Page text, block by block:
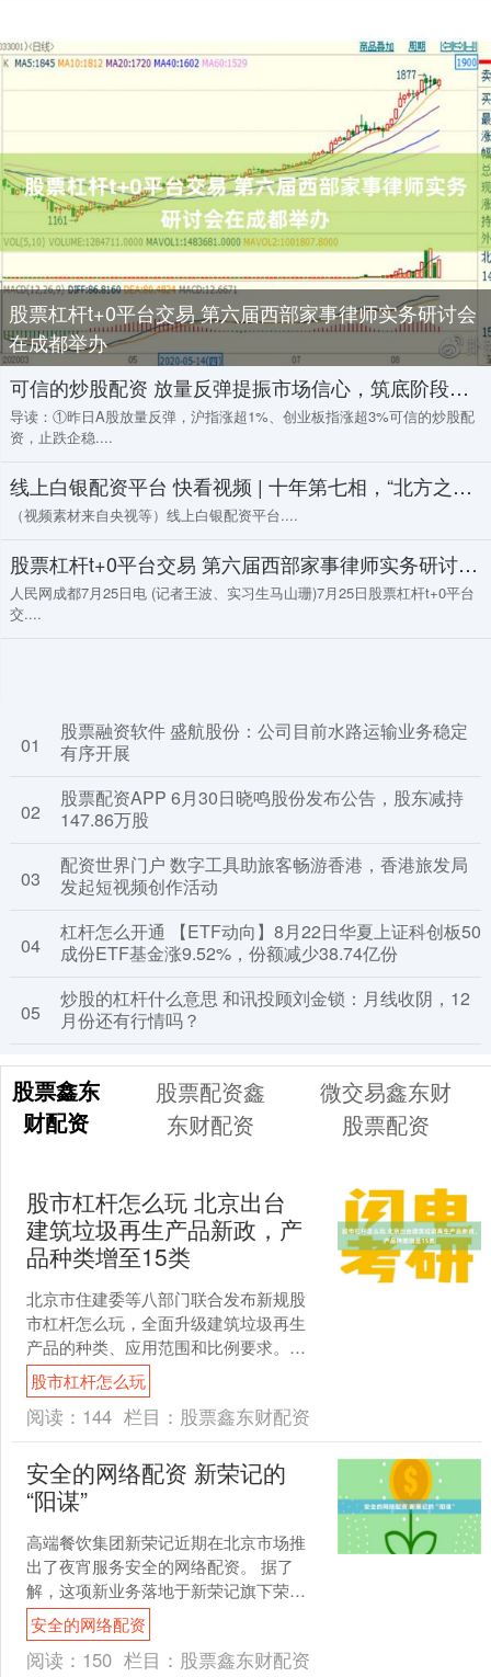
股票杠杆t+0平台交易 第六届西部家事律师实务研讨会
在成都举办
可信的炒股配资 放量反弹提振市场信心，筑底阶段盘面热点或延续快速轮动
导读：①昨日A股放量反弹，沪指涨超1%、创业板指涨超3%可信的炒股配
资，止跌企稳....
线上白银配资平台 快看视频 | 十年第七相，“北方之王”入主唐宁街，他能拯救英国吗？
（视频素材来自央视等）线上白银配资平台....
股票杠杆t+0平台交易 第六届西部家事律师实务研讨会在成都举办
人民网成都7月25日电 (记者王波、实习生马山珊)7月25日股票杠杆t+0平台
交....
01
股票融资软件 盛航股份：公司目前水路运输业务稳定
有序开展
02
股票配资APP 6月30日晓鸣股份发布公告，股东减持
147.86万股
03
配资世界门户 数字工具助旅客畅游香港，香港旅发局
发起短视频创作活动
04
杠杆怎么开通 【ETF动向】8月22日华夏上证科创板50
成份ETF基金涨9.52%，份额减少38.74亿份
05
炒股的杠杆什么意思 和讯投顾刘金锁：月线收阴，12
月份还有行情吗？
股票鑫东
财配资
股票配资鑫
东财配资
微交易鑫东财
股票配资
股市杠杆怎么玩 北京出台
建筑垃圾再生产品新政，产
品种类增至15类
北京市住建委等八部门联合发布新规股
市杠杆怎么玩，全面升级建筑垃圾再生
产品的种类、应用范围和比例要求。该
《关于调整建筑垃圾再生产品种类及应
用工程部位的通知》已于7....
股市杠杆怎么玩
阅读： 144 栏目： 股票鑫东财配资
安全的网络配资 新荣记的
“阳谋”
高端餐饮集团新荣记近期在北京市场推
出了夜宵服务安全的网络配资。 据了
解，这项新业务落地于新荣记旗下荣记
火锅的北京金融街店，夜宵时段设定为
晚间10点至12点。菜单....
安全的网络配资
阅读： 150 栏目： 股票鑫东财配资